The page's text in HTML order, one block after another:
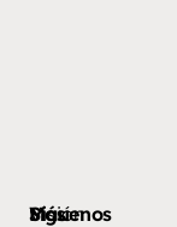
Más
Visión
Síguenos